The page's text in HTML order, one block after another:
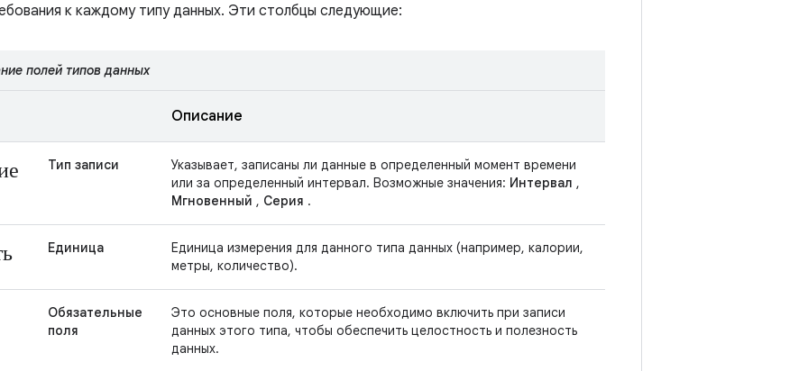
к каждому типу данных. Эти столбцы следующие:
полей типов данных
Описание
Тип записи
Указывает, записаны ли данные в определенный момент времени
или за определенный интервал. Возможные значения: Интервал ,
Мгновенный , Серия .
Единица
Единица измерения для данного типа данных (например, калории,
метры, количество).
Обязательные
поля
Это основные поля, которые необходимо включить при записи
данных этого типа, чтобы обеспечить целостность и полезность
данных.